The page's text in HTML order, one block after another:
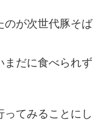
のが次世代豚そば
まだに食べられず
てみることにし